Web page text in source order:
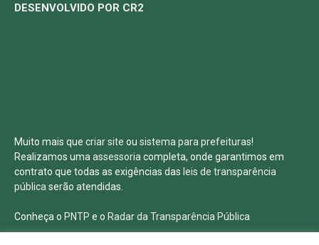
DESENVOLVIDO POR CR2
Muito mais que criar site ou sistema para prefeituras!
Realizamos uma assessoria completa, onde garantimos em
contrato que todas as exigências das leis de transparência
pública serão atendidas.
Conheça o PNTP e o Radar da Transparência Pública